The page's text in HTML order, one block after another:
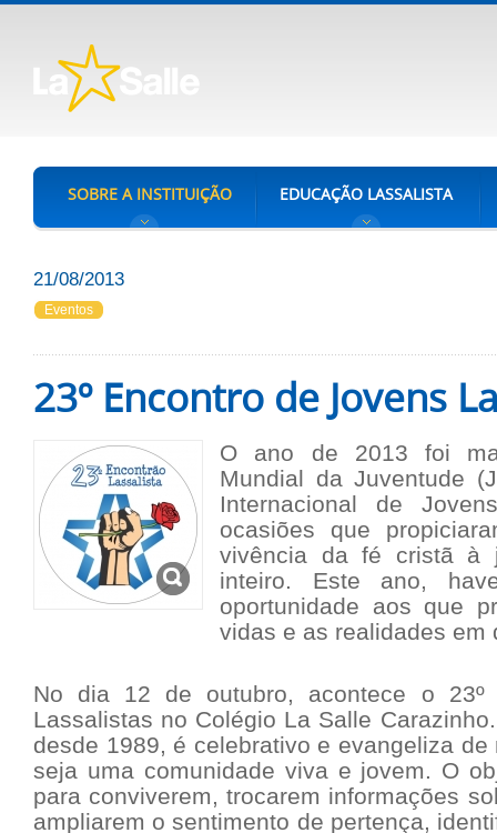
SOBRE A INSTITUIÇÃO EDUCAÇÃO LASSALISTA
21/08/2013
Eventos
23º Encontro de Jovens
O ano de 2013 foi
Mundial da Juventude
Internacional de
ocasiões que
vivência da fé cristã à
inteiro. Este ano,
oportunidade aos que
vidas e as realidades em
No dia 12 de outubro, acontece o 23º
Lassalistas no Colégio La Salle Carazinho
desde 1989, é celebrativo e evangeliza
seja uma comunidade viva e jovem. O
para conviverem, trocarem informações
ampliarem o sentimento de pertença,